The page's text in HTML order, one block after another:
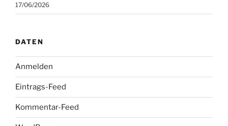
17/06/2026
DATEN
Anmelden
Eintrags-Feed
Kommentar-Feed